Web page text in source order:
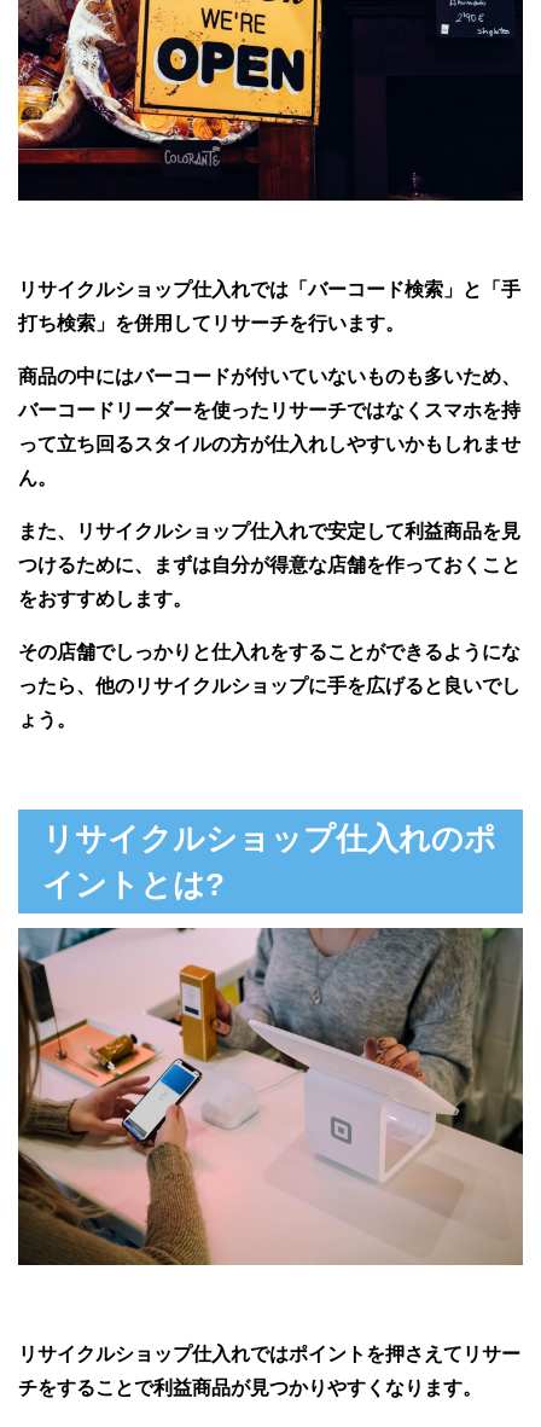
リサイクルショップ仕入れでは「バーコード検索」と「手
打ち検索」を併用してリサーチを行います。
商品の中にはバーコードが付いていないものも多いため、
バーコードリーダーを使ったリサーチではなくスマホを持
って立ち回るスタイルの方が仕入れしやすいかもしれませ
ん。
また、リサイクルショップ仕入れで安定して利益商品を見
つけるために、まずは自分が得意な店舗を作っておくこと
をおすすめします。
その店舗でしっかりと仕入れをすることができるようにな
ったら、他のリサイクルショップに手を広げると良いでし
ょう。
リサイクルショップ仕入れのポ
イントとは?
リサイクルショップ仕入れではポイントを押さえてリサー
チをすることで利益商品が見つかりやすくなります。